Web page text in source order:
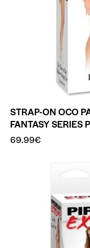
STRAP-ON OCO
FANTASY SERIES
69.99€